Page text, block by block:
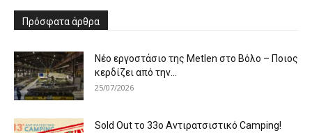
Πρόσφατα άρθρα
Νέο εργοστάσιο της Metlen στο Βόλο – Ποιος
κερδίζει από την...
25/07/2026
Sold Out το 33ο Αντιρατσιστικό Camping!